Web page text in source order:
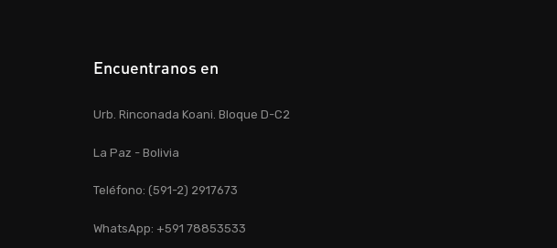
Encuentranos en
Urb. Rinconada Koani. Bloque D-C2
La Paz - Bolivia
Teléfono: (591-2) 2917673
WhatsApp: +591 78853533